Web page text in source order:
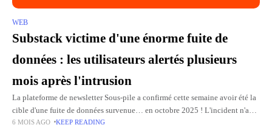
WEB
Substack victime d'une énorme fuite de
données : les utilisateurs alertés plusieurs
mois après l'intrusion
La plateforme de newsletter Sous-pile a confirmé cette semaine avoir été la
cible d'une fuite de données survenue… en octobre 2025 ! L'incident n'a
été découvert que début février, ce
6 MOIS AGO KEEP READING